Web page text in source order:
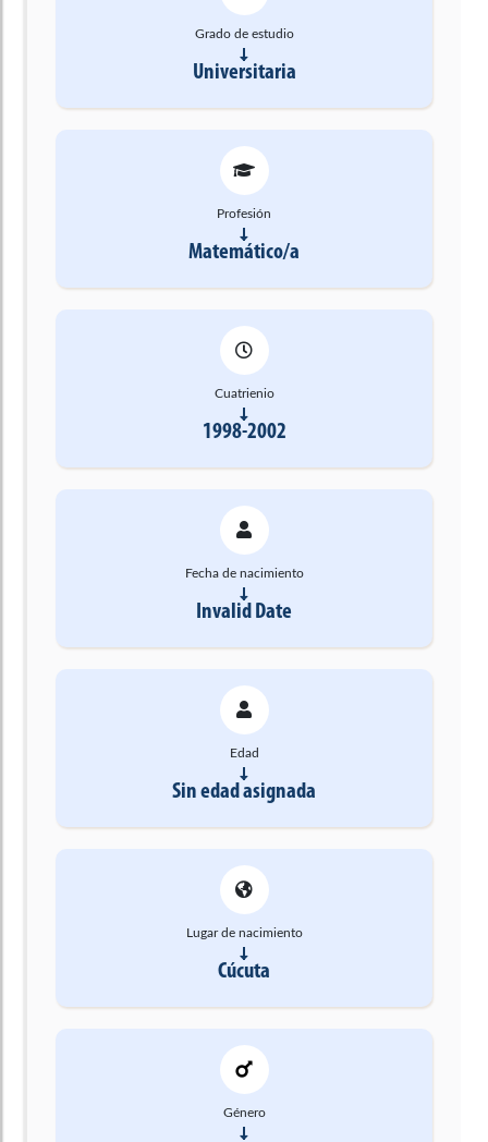
Grado de estudio
Universitaria
Profesión
Matemático/a
Cuatrienio
1998-2002
Fecha de nacimiento
Invalid Date
Edad
Sin edad asignada
Lugar de nacimiento
Cúcuta
Género